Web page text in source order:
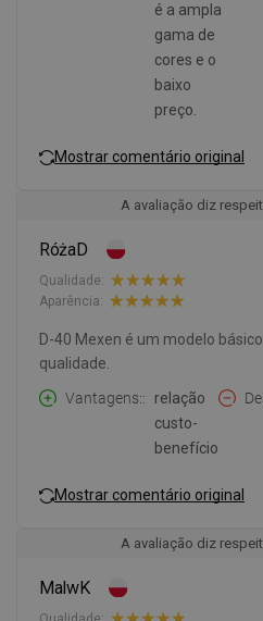
é a ampla
gama de
cores e o
baixo
preço.
Mostrar comentário original
A avaliação diz
RóżaD
Qualidade:
Aparência:
D-40 Mexen é um modelo
qualidade.
Vantagens:
relação
custo-
benefício
Mostrar comentário original
A avaliação diz
MalwK